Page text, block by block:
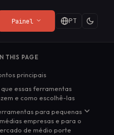
vivo
é
que
Painel PT
THIS PAGE
principais
que essas ferramentas
e como escolhê-las
para pequenas
empresas e para o
de médio porte